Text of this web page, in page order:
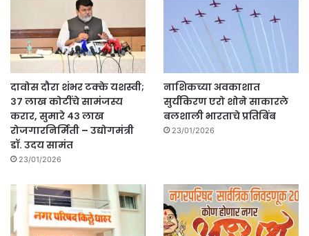
दावोस दौरा शंभर टक्के यशस्वी;
३७ लाख कोटींचे सामंजस्य
करार, सुमारे ४३ लाख
रोजगारनिर्मिती – उद्योगमंत्री
डॉ. उदय सामंत
23/01/2026
नाशिकच्या अवकाशात
सुर्यकिरण एरो शोने साकारले
बलशाली भारताचे प्रतिबिंब
23/01/2026